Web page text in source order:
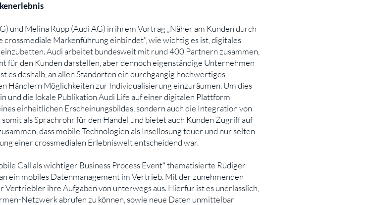
und Melina Rupp (Audi AG) in ihrem Vortrag „Näher am Kunden durch
Markenführung einbindet", wie wichtig es ist, digitales
Audi arbeitet bundesweit mit rund 400 Partnern zusammen,
für den Kunden darstellen, aber dennoch eigenständige Unternehmen
es deshalb, an allen Standorten ein durchgängig hochwertiges
Händlern Möglichkeiten zur Individualisierung einzuräumen. Um dies
und die lokale Publikation Audi Life auf einer digitalen Plattform
einheitlichen Erscheinungsbildes, sondern auch die Integration von
als Sprachrohr für den Handel und bietet auch Kunden Zugriff auf
dass mobile Technologien als Insellösung teuer und nur selten
einer crossmedialen Erlebniswelt entscheidend war.
Call als wichtiger Business Process Event" thematisierte Rüdiger
ein mobiles Datenmanagement im Vertrieb. Mit der zunehmenden
ihre Aufgaben von unterwegs aus. Hierfür ist es unerlässlich,
Netzwerk abrufen zu können, sowie neue Daten unmittelbar